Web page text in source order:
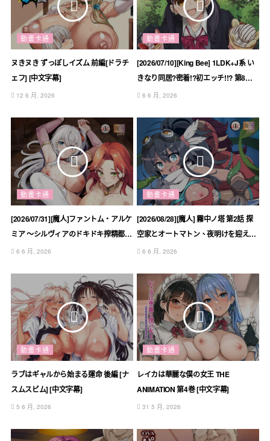
動畫卡通
ヌきヌき ずっぽしイズム 前編[ドラチ
ェフ] [中文字幕]
12 6 月, 2026
動畫卡通
[2026/07/10][King Bee] 1LDK+J系 い
きなり同居?密着!?初エッチ!!? 第8話
[新番動畫]
6 6 月, 2026
動畫卡通
[2026/07/31][魔人]ファントム・アルケ
ミア ～シルヴィアのドキドキ搾精都市
計画～ 第2話 童貞さんを救え! 筆おろ
6 6 月, 2026
動畫卡通
[2026/08/28][魔人] 霧中ノ塔 第2話 探
空家とオートマトン、夜明けを迎える
[新番預告(待補)]
6 6 月, 2026
動畫卡通
ラブはギャルから始まる運命 後編 [ナ
スムスビム] [中文字幕]
5 6 月, 2026
動畫卡通
レイカは華麗な僕の女王 THE
ANIMATION 第4巻 [中文字幕]
31 5 月, 2026